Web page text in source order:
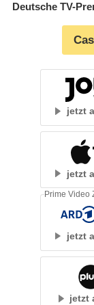
Deutsche TV-
jetzt
jetzt
jetzt
Prime Video
jetzt